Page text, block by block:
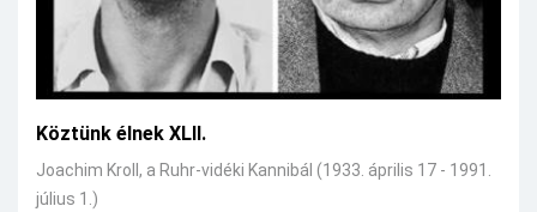
Köztünk élnek XLII.
Joachim Kroll, a Ruhr-vidéki Kannibál (1933. április 17 - 1991.
július 1.)